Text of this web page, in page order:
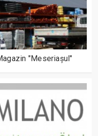
"Meseriașul"